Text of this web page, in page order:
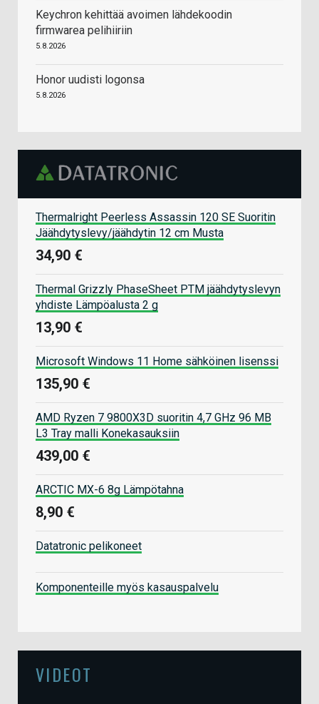
Keychron kehittää avoimen lähdekoodin
firmwarea pelihiiriin
5.8.2026
Honor uudisti logonsa
5.8.2026
Thermalright Peerless Assassin 120 SE Suoritin
Jäähdytyslevy/jäähdytin 12 cm Musta
34,90 €
Thermal Grizzly PhaseSheet PTM jäähdytyslevyn
yhdiste Lämpöalusta 2 g
13,90 €
Microsoft Windows 11 Home sähköinen lisenssi
135,90 €
AMD Ryzen 7 9800X3D suoritin 4,7 GHz 96 MB
L3 Tray malli Konekasauksiin
439,00 €
ARCTIC MX-6 8g Lämpötahna
8,90 €
Datatronic pelikoneet
Komponenteille myös kasauspalvelu
VIDEOT